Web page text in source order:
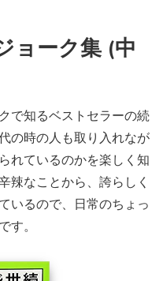
ョーク集 (中
で知るベストセラーの続
の時の人も取り入れなが
れているのかを楽しく知
辣なことから、誇らしく
いるので、日常のちょっ
す。